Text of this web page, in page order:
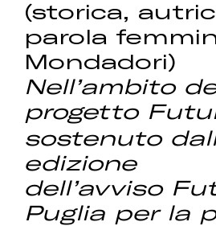
(storica,
parola
Mondadori)
Nell’ambito
progetto
sostenuto
edizione
dell’avviso
Puglia per la